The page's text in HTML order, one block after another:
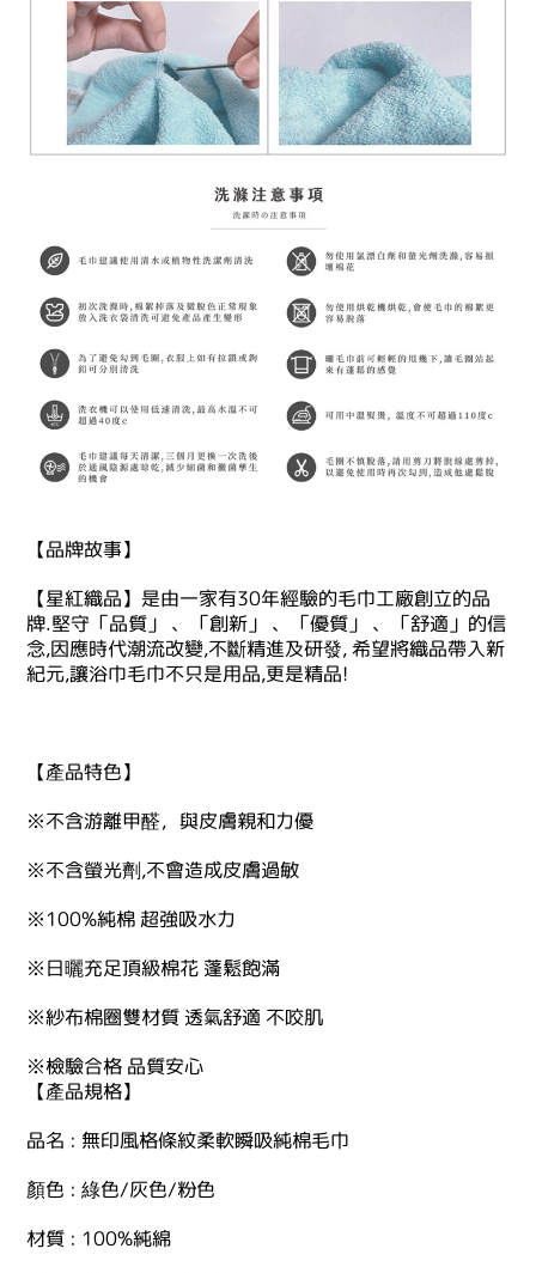
【品牌故事】
【星紅織品】是由一家有30年經驗的毛巾工廠創立的品
牌.堅守「品質」 、「創新」 、「優質」 、「舒適」的信
念,因應時代潮流改變,不斷精進及研發, 希望將織品帶入新
紀元,讓浴巾毛巾不只是用品,更是精品!
【產品特色】
※不含游離甲醛，與皮膚親和力優
※不含螢光劑,不會造成皮膚過敏
※100%純棉 超強吸水力
※日曬充足頂級棉花 蓬鬆飽滿
※紗布棉圈雙材質 透氣舒適 不咬肌
※檢驗合格 品質安心
【產品規格】
品名 : 無印風格條紋柔軟瞬吸純棉毛巾
顏色 : 綠色/灰色/粉色
材質 : 100%純綿